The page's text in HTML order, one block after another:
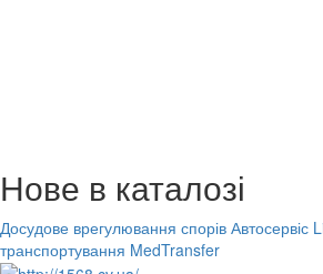
Нове в каталозі
Досудове врегулювання спорів Автосервіс
транспортування MedTransfer